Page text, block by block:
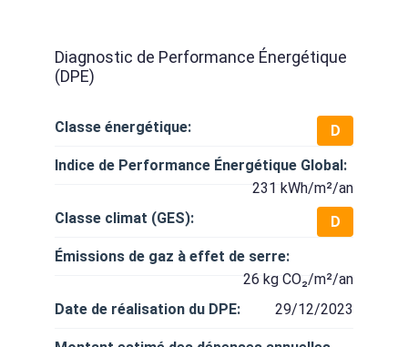
Diagnostic de Performance Énergétique
(DPE)
Classe énergétique:
D
Indice de Performance Énergétique Global:
231 kWh/m²/an
Classe climat (GES):
D
Émissions de gaz à effet de serre:
26 kg CO₂/m²/an
Date de réalisation du DPE:
29/12/2023